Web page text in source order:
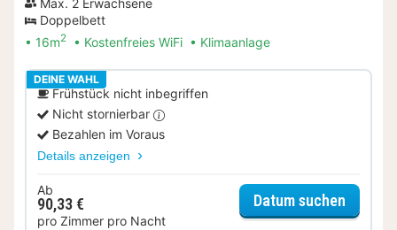
Max. 2 Erwachsene
Doppelbett
16m2 Kostenfreies WiFi Klimaanlage
DEINE WAHL
Frühstück nicht inbegriffen
Nicht stornierbar
Bezahlen im Voraus
Details anzeigen
Ab
90,33 €
pro Zimmer pro Nacht
Datum suchen